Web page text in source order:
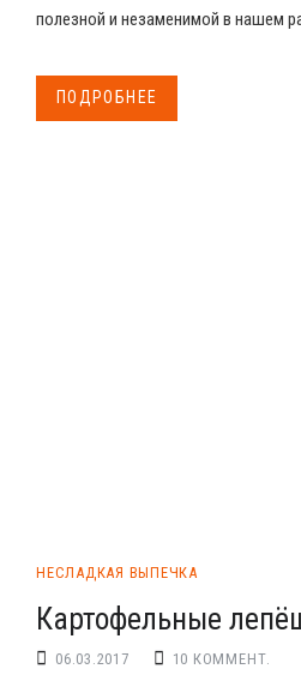
полезной и незаменимой в нашем
ПОДРОБНЕЕ
НЕСЛАДКАЯ ВЫПЕЧКА
Картофельные
06.03.2017 10 КОММЕНТ.